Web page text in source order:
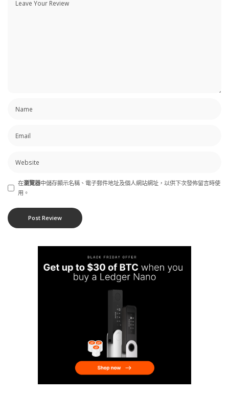
在瀏覽器中儲存顯示名稱、電子郵件地址及個人網站網址，以供下次發佈留言時使
用。